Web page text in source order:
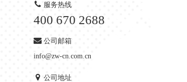
服务热线
400 670 2688
公司邮箱
info@zw-cn.com.cn
公司地址